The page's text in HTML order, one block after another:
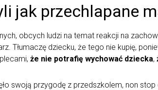
jak przechlapane
obcych ludzi na temat reakcji na
Tłumaczę dziecku, że tego nie kupię,
że nie potrafię wychować dziecka,
swoją przygodę z przedszkolem, non